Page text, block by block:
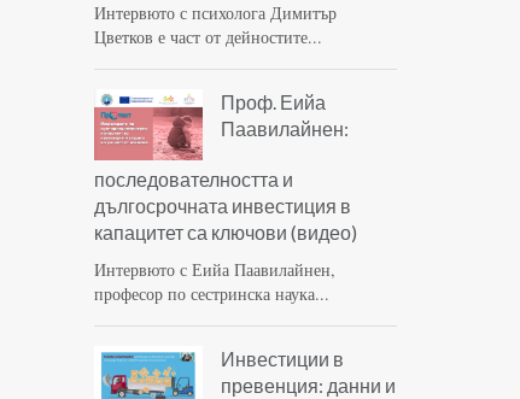
Интервюто с психолога Димитър
Цветков е част от дейностите...
Проф. Еийа
Паавилайнен:
последователността и
дългосрочната инвестиция в
капацитет са ключови (видео)
Интервюто с Еийа Паавилайнен,
професор по сестринска наука...
Инвестиции в
превенция: данни и